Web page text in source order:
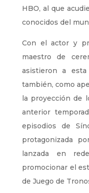
HBO, al que
conocidos del
Con el actor y
maestro de
asistieron a
también, como
la proyección de
anterior
episodios de
protagonizada
lanzada en
promocionar el
de Juego de